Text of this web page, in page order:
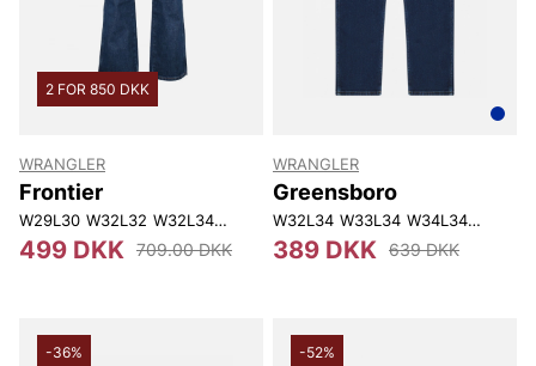
2 FOR 850 DKK
WRANGLER
Frontier
W29L30 W32L32 W32L34 W33L32 W33L34 W34L32 W34L34
499 DKK 709.00 DKK
WRANGLER
Greensboro
W32L34 W33L34 W34L34 W36L34
389 DKK 639 DKK
-36% -52%